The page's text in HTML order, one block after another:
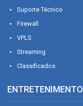
Suporte Técnico
Firewall
VPLS
Streaming
Classificados
ENTRETENIMENTO